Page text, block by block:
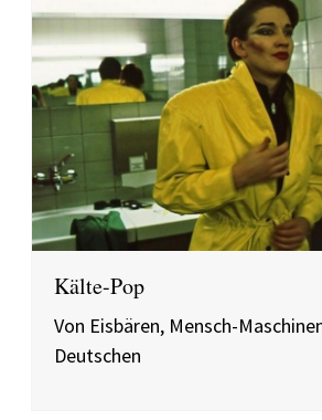
Kälte-Pop
Von Eisbären, Mensch-
Deutschen